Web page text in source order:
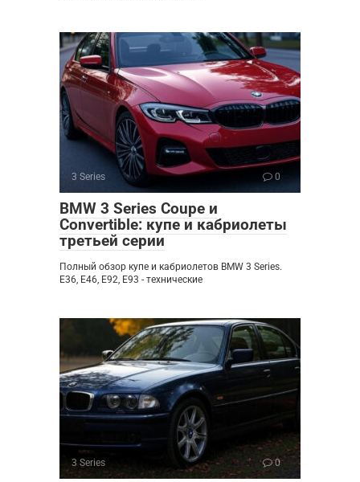
3 Series 0
BMW 3 Series Coupe и
Convertible: купе и кабриолеты
третьей серии
Полный обзор купе и кабриолетов BMW 3 Series.
E36, E46, E92, E93 - технические
3 Series 0